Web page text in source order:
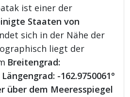
ist einer der
Staaten von
sich in der Nähe der
liegt der
Breitengrad:
Längengrad: -162.9750061°
über dem Meeresspiegel